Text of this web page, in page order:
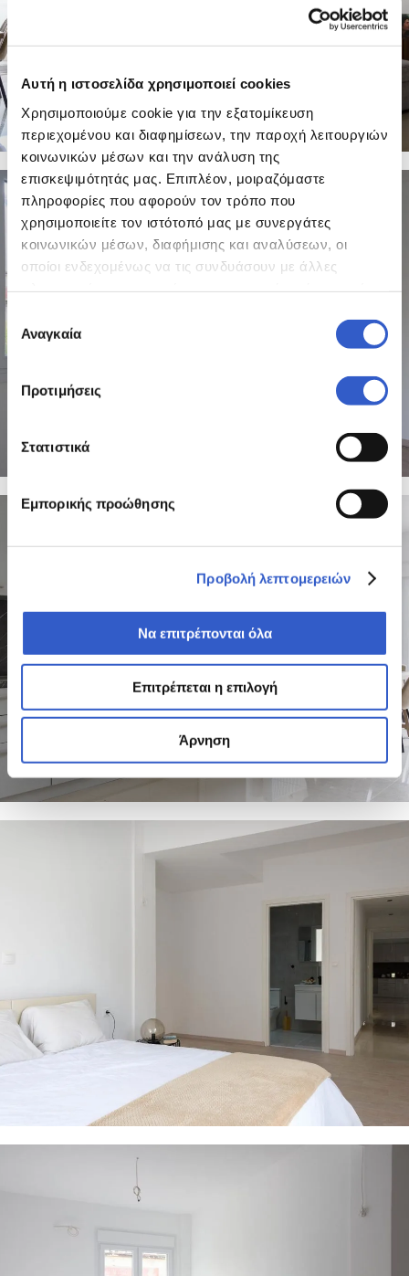
Αυτή η ιστοσελίδα χρησιμοποιεί cookies
Χρησιμοποιούμε cookie για την εξατομίκευση
περιεχομένου και διαφημίσεων, την παροχή λειτουργιών
κοινωνικών μέσων και την ανάλυση της
επισκεψιμότητάς μας. Επιπλέον, μοιραζόμαστε
πληροφορίες που αφορούν τον τρόπο που
χρησιμοποιείτε τον ιστότοπό μας με συνεργάτες
κοινωνικών μέσων, διαφήμισης και αναλύσεων, οι
οποίοι ενδεχομένως να τις συνδυάσουν με άλλες
των υπηρεσιών τους.
συγκατάθεσης
Αναγκαία
Προτιμήσεις
Στατιστικά
Εμπορικής προώθησης
Προβολή λεπτομερειών
Να επιτρέπονται όλα
Επιτρέπεται η επιλογή
Άρνηση
26 PHOTOS
26 PHOTOS